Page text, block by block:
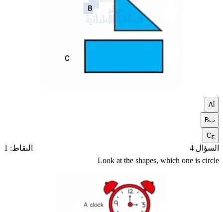
A
بB
جC
السؤال 4
النقاط: 1
Look at the shapes, which one is circle